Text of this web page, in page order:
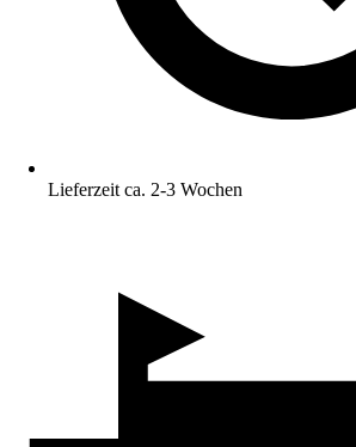
Lieferzeit ca. 2-3 Wochen